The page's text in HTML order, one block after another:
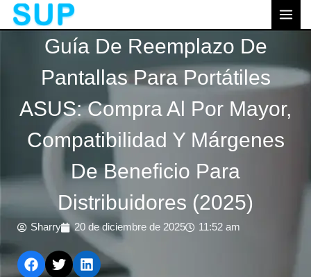
至
Guía De Reemplazo De
Pantallas Para Portátiles
ASUS: Compra Al Por Mayor,
Compatibilidad Y Márgenes
De Beneficio Para
Distribuidores (2025)
Sharry 20 de diciembre de 2025 11:52 am